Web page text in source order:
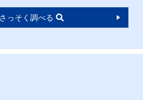
さっそく調べる